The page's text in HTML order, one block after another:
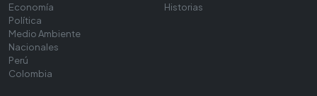
Economía
Política
Medio Ambiente
Nacionales
Perú
Colombia
Historias